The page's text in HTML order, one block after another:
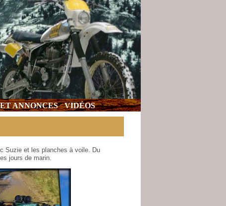
ANNONCES VIDÉOS
Suzie et les planches à voile. Du
jours de marin.